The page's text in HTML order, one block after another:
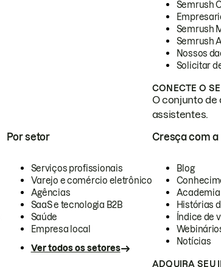
Semrush
Semrush
Semrush
Nossos
Solicitar
CONECTE O
O conjunto de
assistentes.
Por setor
Serviços profissionais
Varejo e comércio eletrônico
Agências
SaaS e tecnologia B2B
Saúde
Empresa local
Ver todos os setores
Cresça com a
Blog
Academia
Histórias
Índice de
Notícias
ADQUIRA SEU